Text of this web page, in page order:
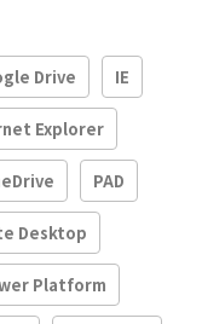
Drive IE
Explorer
PAD
Desktop
Platform